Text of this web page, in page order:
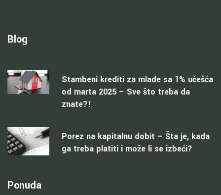
Blog
Stambeni krediti za mlade sa 1% učešća
od marta 2025 – Sve što treba da
znate?!
Porez na kapitalnu dobit – Šta je, kada
ga treba platiti i može li se izbeći?
Ponuda